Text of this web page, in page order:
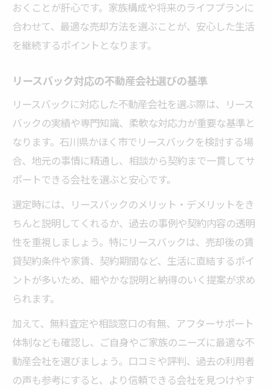
おくことが肝心です。家族構成や将来のライフプランに
合わせて、最適な売却方法を選ぶことが、安心した生活
を継続するポイントとなります。
リースバック対応の不動産会社選びの基準
リースバックに対応した不動産会社を選ぶ際は、リース
バックの実績や専門知識、柔軟な対応力が重要な基準と
なります。石川県かほく市でリースバックを検討する場
合、地元の事情に精通し、相談から契約まで一貫してサ
ポートできる会社を選ぶと安心です。
選定時には、リースバックのメリット・デメリットをき
ちんと説明してくれるか、過去の事例や契約内容の透明
性を重視しましょう。特にリースバックは、売却後の賃
貸契約条件や家賃、契約期間など、生活に直結するポイ
ントが多いため、細やかな説明と納得のいく提案が求め
られます。
加えて、無料査定や相談窓口の有無、アフターサポート
体制なども確認し、ご自身やご家族のニーズに最適な不
動産会社を選びましょう。口コミや評判、過去の利用者
の声も参考にすると、より信頼できる会社を見つけやす